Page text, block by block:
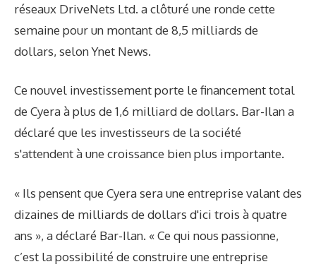
réseaux DriveNets Ltd. a clôturé une ronde cette
semaine pour un montant de 8,5 milliards de
dollars, selon Ynet News.
Ce nouvel investissement porte le financement total
de Cyera à plus de 1,6 milliard de dollars. Bar-Ilan a
déclaré que les investisseurs de la société
s'attendent à une croissance bien plus importante.
« Ils pensent que Cyera sera une entreprise valant des
dizaines de milliards de dollars d'ici trois à quatre
ans », a déclaré Bar-Ilan. « Ce qui nous passionne,
c’est la possibilité de construire une entreprise